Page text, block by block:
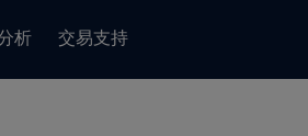
析 交易支持